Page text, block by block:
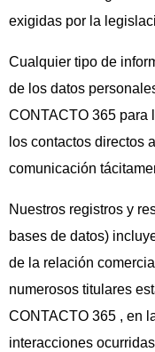
exigidas por la
Cualquier tipo de
de los datos
CONTACTO 365 para
los contactos directos
comunicación
Nuestros registros y
bases de datos)
de la relación
numerosos titulares
CONTACTO 365 , en
interacciones